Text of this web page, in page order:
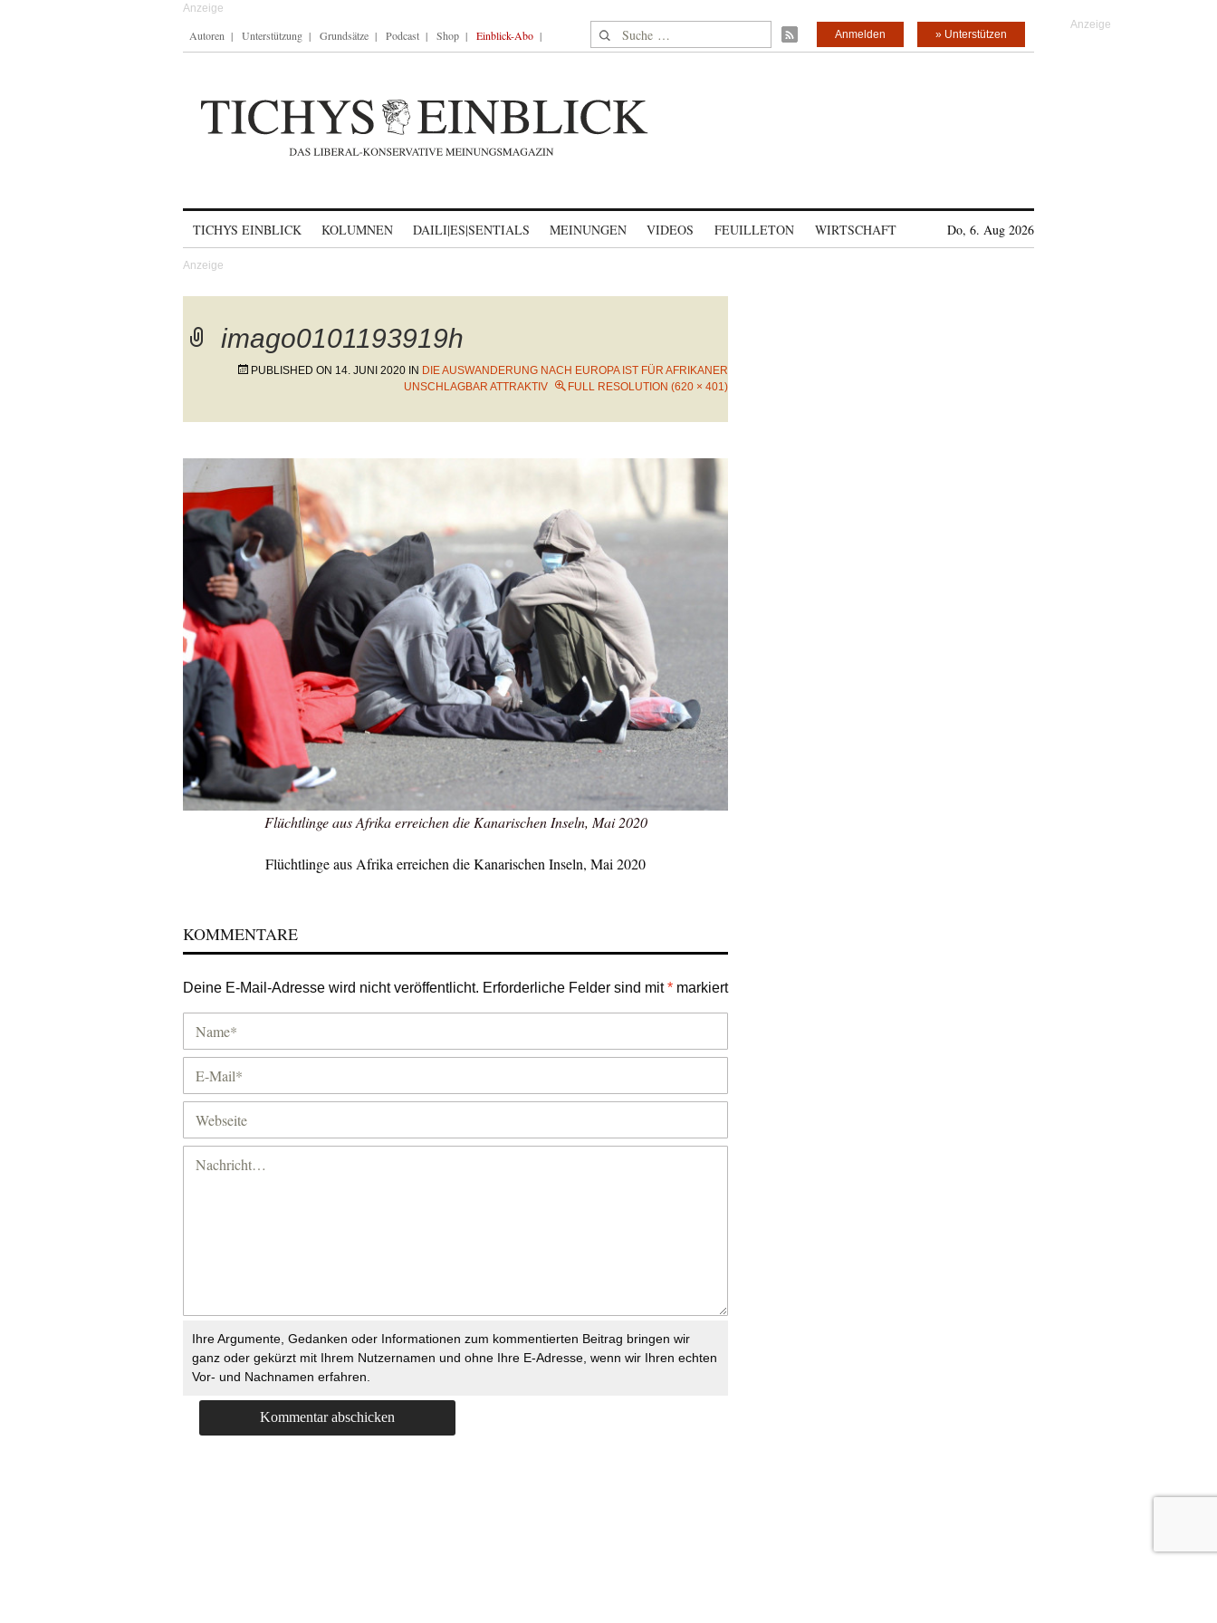
Autoren Unterstützung Grundsätze Podcast Shop Einblick-Abo Suche nach: » Unterstützen
Anmelden
TICHYS EINBLICK KOLUMNEN DAILI|ES|SENTIALS MEINUNGEN VIDEOS FEUILLETON WIRTSCHAFT Do, 6. Aug 2026
imago0101193919h
PUBLISHED ON 14. JUNI 2020 IN DIE AUSWANDERUNG NACH EUROPA IST FÜR AFRIKANER
UNSCHLAGBAR ATTRAKTIV
FULL RESOLUTION (620 × 401)
Flüchtlinge aus Afrika erreichen die Kanarischen Inseln, Mai 2020
Flüchtlinge aus Afrika erreichen die Kanarischen Inseln, Mai 2020
KOMMENTARE
Deine E-Mail-Adresse wird nicht veröffentlicht. Erforderliche Felder sind mit* markiert
Ihre Argumente, Gedanken oder Informationen zum kommentierten Beitrag bringen wir
ganz oder gekürzt mit Ihrem Nutzernamen und ohne Ihre E-Adresse, wenn wir Ihren echten
Vor- und Nachnamen erfahren.